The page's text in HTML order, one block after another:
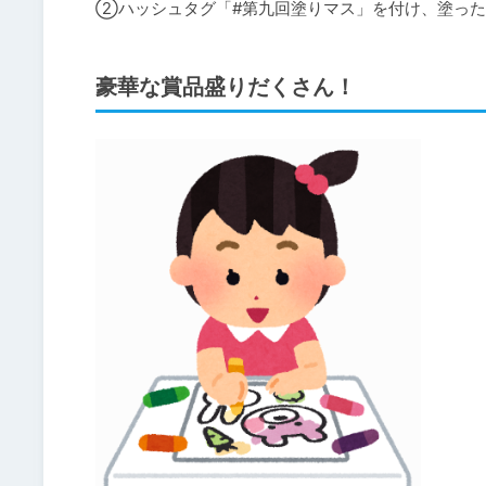
②ハッシュタグ「#第九回塗りマス」を付け、塗った
豪華な賞品盛りだくさん！